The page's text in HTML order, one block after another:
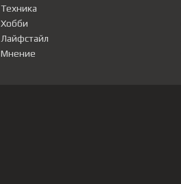
Техника
Хобби
Лайфстайл
Мнение